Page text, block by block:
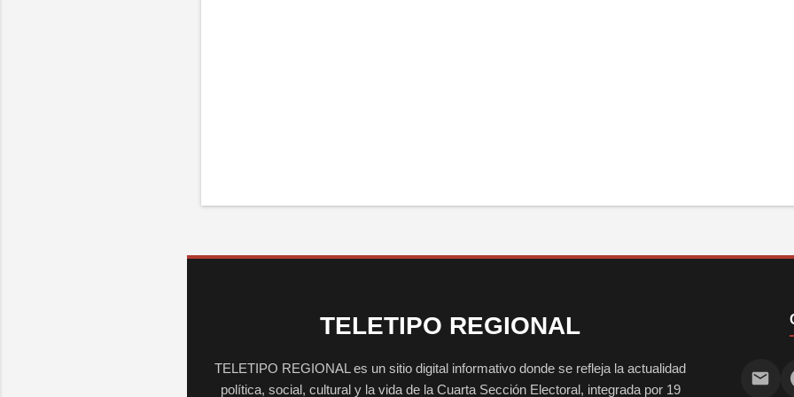
TELETIPO REGIONAL
TELETIPO REGIONAL es un sitio digital informativo donde se refleja la actualidad
política, social, cultural y la vida de la Cuarta Sección Electoral, integrada por 19